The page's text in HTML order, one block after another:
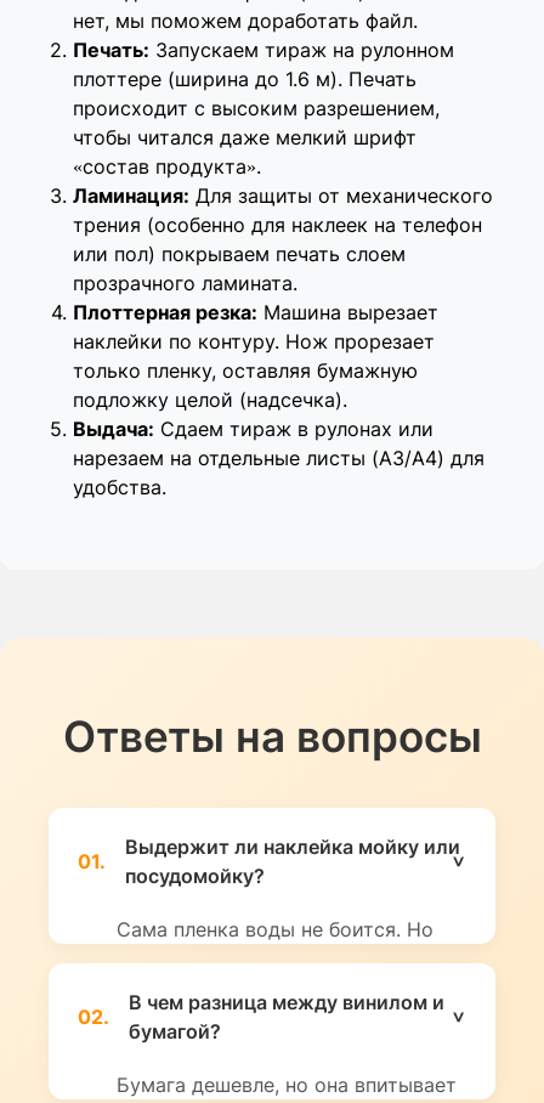
нет, мы поможем доработать файл.
Печать: Запускаем тираж на рулонном
плоттере (ширина до 1.6 м). Печать
происходит с высоким разрешением,
чтобы читался даже мелкий шрифт
«состав продукта».
Ламинация: Для защиты от механического
трения (особенно для наклеек на телефон
или пол) покрываем печать слоем
прозрачного ламината.
Плоттерная резка: Машина вырезает
наклейки по контуру. Нож прорезает
только пленку, оставляя бумажную
подложку целой (надсечка).
Выдача: Сдаем тираж в рулонах или
нарезаем на отдельные листы (А3/А4) для
удобства.
Ответы на вопросы
01.
Выдержит ли наклейка мойку или
посудомойку?
Сама пленка воды не боится. Но
сильный напор горячей воды и
химия могут повредить краску.
Если наклейку планируется мыть в
посудомойке, мы настоятельно
рекомендуем заказать
02.
В чем разница между винилом и
бумагой?
Бумага дешевле, но она впитывает